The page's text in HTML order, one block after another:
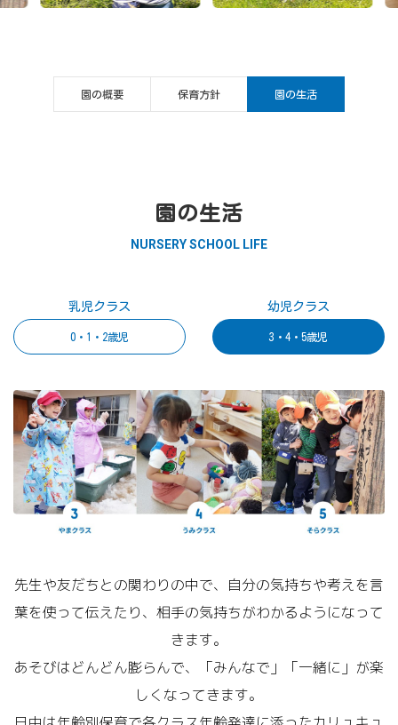
園の概要 保育方針 園の生活
園の生活
NURSERY SCHOOL LIFE
乳児クラス
0・1・2歳児
幼児クラス
3・4・5歳児
先生や友だちとの関わりの中で、自分の気持ちや考えを言
葉を使って伝えたり、相手の気持ちがわかるようになって
きます。
あそびはどんどん膨らんで、「みんなで」「一緒に」が楽
しくなってきます。